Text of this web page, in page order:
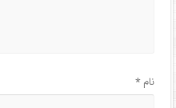
نام*